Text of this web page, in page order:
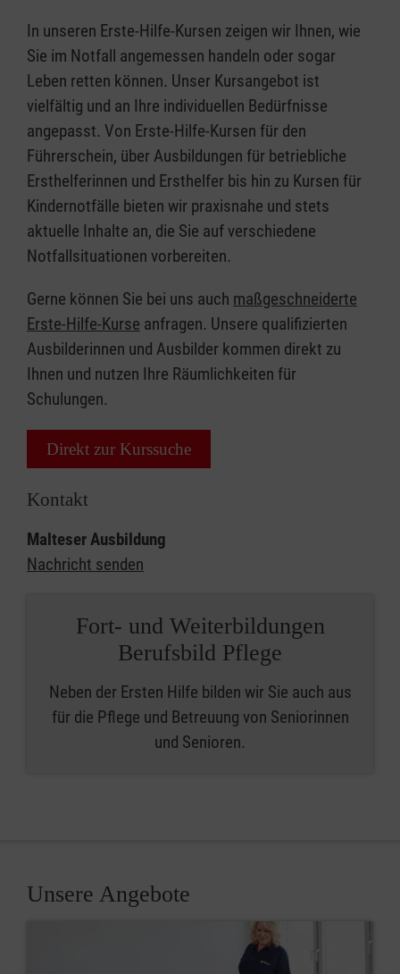
In unseren Erste-Hilfe-Kursen zeigen wir Ihnen, wie
Sie im Notfall angemessen handeln oder sogar
Leben retten können. Unser Kursangebot ist
vielfältig und an Ihre individuellen Bedürfnisse
angepasst. Von Erste-Hilfe-Kursen für den
Führerschein, über Ausbildungen für betriebliche
Ersthelferinnen und Ersthelfer bis hin zu Kursen für
Kindernotfälle bieten wir praxisnahe und stets
aktuelle Inhalte an, die Sie auf verschiedene
Notfallsituationen vorbereiten.
Gerne können Sie bei uns auch maßgeschneiderte
Erste-Hilfe-Kurse anfragen. Unsere qualifizierten
Ausbilderinnen und Ausbilder kommen direkt zu
Ihnen und nutzen Ihre Räumlichkeiten für
Schulungen.
Direkt zur Kurssuche
Kontakt
Malteser Ausbildung
Nachricht senden
Fort- und Weiterbildungen
Berufsbild Pflege
Neben der Ersten Hilfe bilden wir Sie auch aus
für die Pflege und Betreuung von Seniorinnen
und Senioren.
Unsere Angebote